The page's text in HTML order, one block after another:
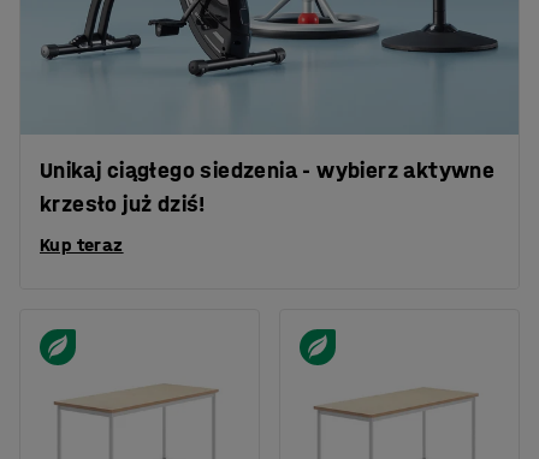
Unikaj ciągłego siedzenia - wybierz aktywne
krzesło już dziś!
Kup teraz